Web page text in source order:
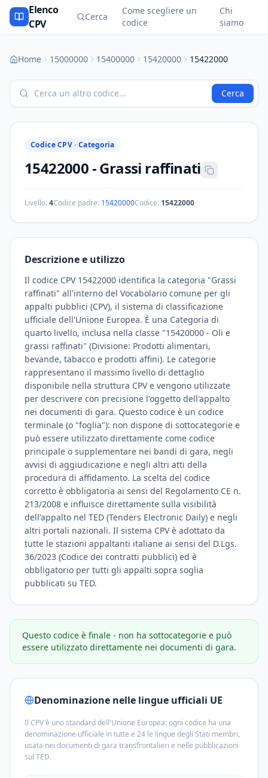
Elenco
CPV
Cerca
Come scegliere un
codice
Chi
siamo
Home 15000000 15400000 15420000 15422000
Cerca
Codice CPV · Categoria
15422000-Grassi raffinati
Livello:4Codice padre: 15420000Codice: 15422000
Descrizione e utilizzo
Il codice CPV 15422000 identifica la categoria "Grassi
raffinati" all'interno del Vocabolario comune per gli
appalti pubblici (CPV), il sistema di classificazione
ufficiale dell'Unione Europea. È una Categoria di
quarto livello, inclusa nella classe "15420000 - Oli e
grassi raffinati" (Divisione: Prodotti alimentari,
bevande, tabacco e prodotti affini). Le categorie
rappresentano il massimo livello di dettaglio
disponibile nella struttura CPV e vengono utilizzate
per descrivere con precisione l'oggetto dell'appalto
nei documenti di gara. Questo codice è un codice
terminale (o "foglia"): non dispone di sottocategorie e
può essere utilizzato direttamente come codice
principale o supplementare nei bandi di gara, negli
avvisi di aggiudicazione e negli altri atti della
procedura di affidamento. La scelta del codice
corretto è obbligatoria ai sensi del Regolamento CE n.
213/2008 e influisce direttamente sulla visibilità
dell'appalto nel TED (Tenders Electronic Daily) e negli
altri portali nazionali. Il sistema CPV è adottato da
tutte le stazioni appaltanti italiane ai sensi del D.Lgs.
36/2023 (Codice dei contratti pubblici) ed è
obbligatorio per tutti gli appalti sopra soglia
pubblicati su TED.
Questo codice è finale - non ha sottocategorie e può
essere utilizzato direttamente nei documenti di gara.
Denominazione nelle lingue ufficiali UE
Il CPV è uno standard dell'Unione Europea: ogni codice ha una
denominazione ufficiale in tutte e 24 le lingue degli Stati membri,
usata nei documenti di gara transfrontalieri e nelle pubblicazioni
sul TED.